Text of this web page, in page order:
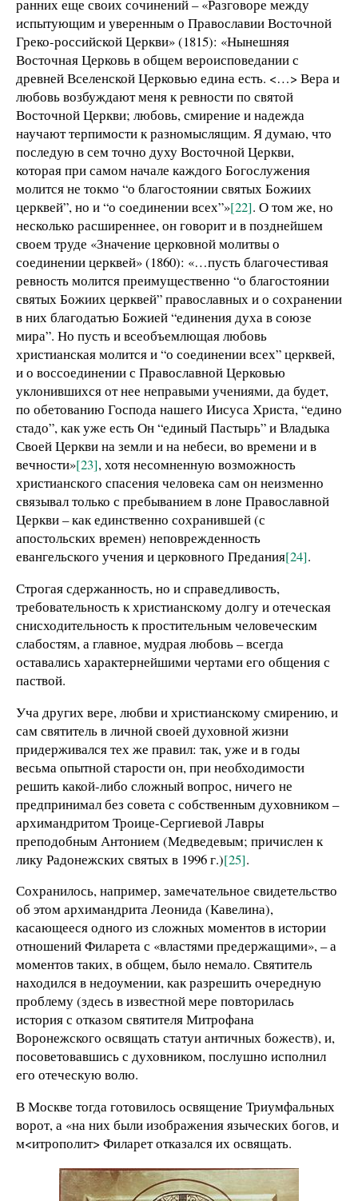
ранних еще своих сочинений – «Разговоре между
испытующим и уверенным о Православии Восточной
Греко-российской Церкви» (1815): «Нынешняя
Восточная Церковь в общем вероисповедании с
древней Вселенской Церковью едина есть. <…> Вера и
любовь возбуждают меня к ревности по святой
Восточной Церкви; любовь, смирение и надежда
научают терпимости к разномыслящим. Я думаю, что
последую в сем точно духу Восточной Церкви,
которая при самом начале каждого Богослужения
молится не токмо “о благостоянии святых Божиих
церквей”, но и “о соединении всех”»[22]. О том же, но
несколько расширеннее, он говорит и в позднейшем
своем труде «Значение церковной молитвы о
соединении церквей» (1860): «…пусть благочестивая
ревность молится преимущественно “о благостоянии
святых Божиих церквей” православных и о сохранении
в них благодатью Божией “единения духа в союзе
мира”. Но пусть и всеобъемлющая любовь
христианская молится и “о соединении всех” церквей,
и о воссоединении с Православной Церковью
уклонившихся от нее неправыми учениями, да будет,
по обетованию Господа нашего Иисуса Христа, “едино
стадо”, как уже есть Он “единый Пастырь” и Владыка
Своей Церкви на земли и на небеси, во времени и в
вечности»[23], хотя несомненную возможность
христианского спасения человека сам он неизменно
связывал только с пребыванием в лоне Православной
Церкви – как единственно сохранившей (с
апостольских времен) неповрежденность
евангельского учения и церковного Предания[24].
Строгая сдержанность, но и справедливость,
требовательность к христианскому долгу и отеческая
снисходительность к простительным человеческим
слабостям, а главное, мудрая любовь – всегда
оставались характернейшими чертами его общения с
паствой.
Уча других вере, любви и христианскому смирению, и
сам святитель в личной своей духовной жизни
придерживался тех же правил: так, уже и в годы
весьма опытной старости он, при необходимости
решить какой-либо сложный вопрос, ничего не
предпринимал без совета с собственным духовником –
архимандритом Троице-Сергиевой Лавры
преподобным Антонием (Медведевым; причислен к
лику Радонежских святых в 1996 г.)[25].
Сохранилось, например, замечательное свидетельство
об этом архимандрита Леонида (Кавелина),
касающееся одного из сложных моментов в истории
отношений Филарета с «властями предержащими», – а
моментов таких, в общем, было немало. Святитель
находился в недоумении, как разрешить очередную
проблему (здесь в известной мере повторилась
история с отказом святителя Митрофана
Воронежского освящать статуи античных божеств), и,
посоветовавшись с духовником, послушно исполнил
его отеческую волю.
В Москве тогда готовилось освящение Триумфальных
ворот, а «на них были изображения языческих богов, и
м<итрополит> Филарет отказался их освящать.